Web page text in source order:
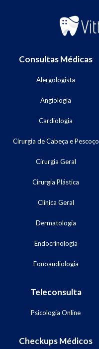
Consultas Médicas
Alergologista
Angiologia
Cardiologia
Cirurgia de Cabeça e Pescoço
Cirurgia Geral
Cirurgia Plástica
Clínica Geral
Dermatologia
Endocrinologia
Fonoaudiologia
Teleconsulta
Psicologia Online
Checkups Médicos